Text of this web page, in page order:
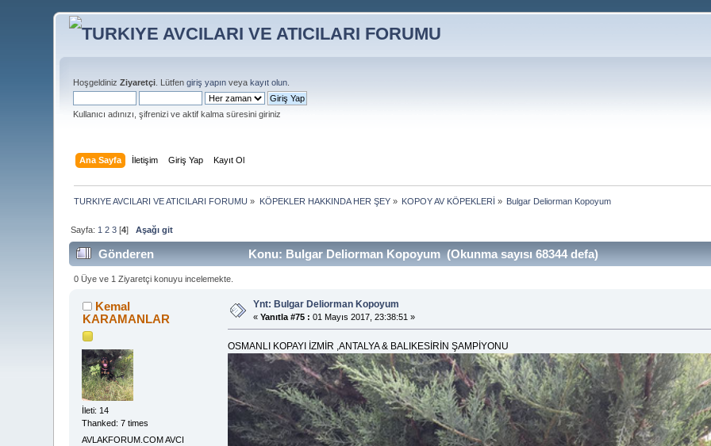
HoşgeldinizZiyaretçi . Lütfengiriş yapın veyakayıt olun
Kullanıcı adınızı, şifrenizi ve aktif kalma süresini giriniz
Ana Sayfa İletişim Giriş Yap Kayıt Ol
TURKIYE AVCILARI VE ATICILARI FORUMU » KÖPEKLER HAKKINDA HER ŞEY» KOPOY AV KÖPEKLERİ » Bulgar Deliorman Kopoyum
Sayfa: 1 2 3 [4]Aşağı git
Gönderen Konu: Bulgar Deliorman Kopoyum (Okunma sayısı 68344 defa)
0 Üye ve 1 Ziyaretçi konuyu incelemekte.
Kemal
KARAMANLAR
İleti: 14
Thanked: 7 times
AVLAKFORUM.COM AVCI
Ynt: Bulgar Deliorman Kopoyum
«Yanıtla #75 : 01 Mayıs 2017, 23:38:51 »
OSMANLI KOPAYI İZMİR ,ANTALYA & BALIKESİRİN ŞAMPİYONU